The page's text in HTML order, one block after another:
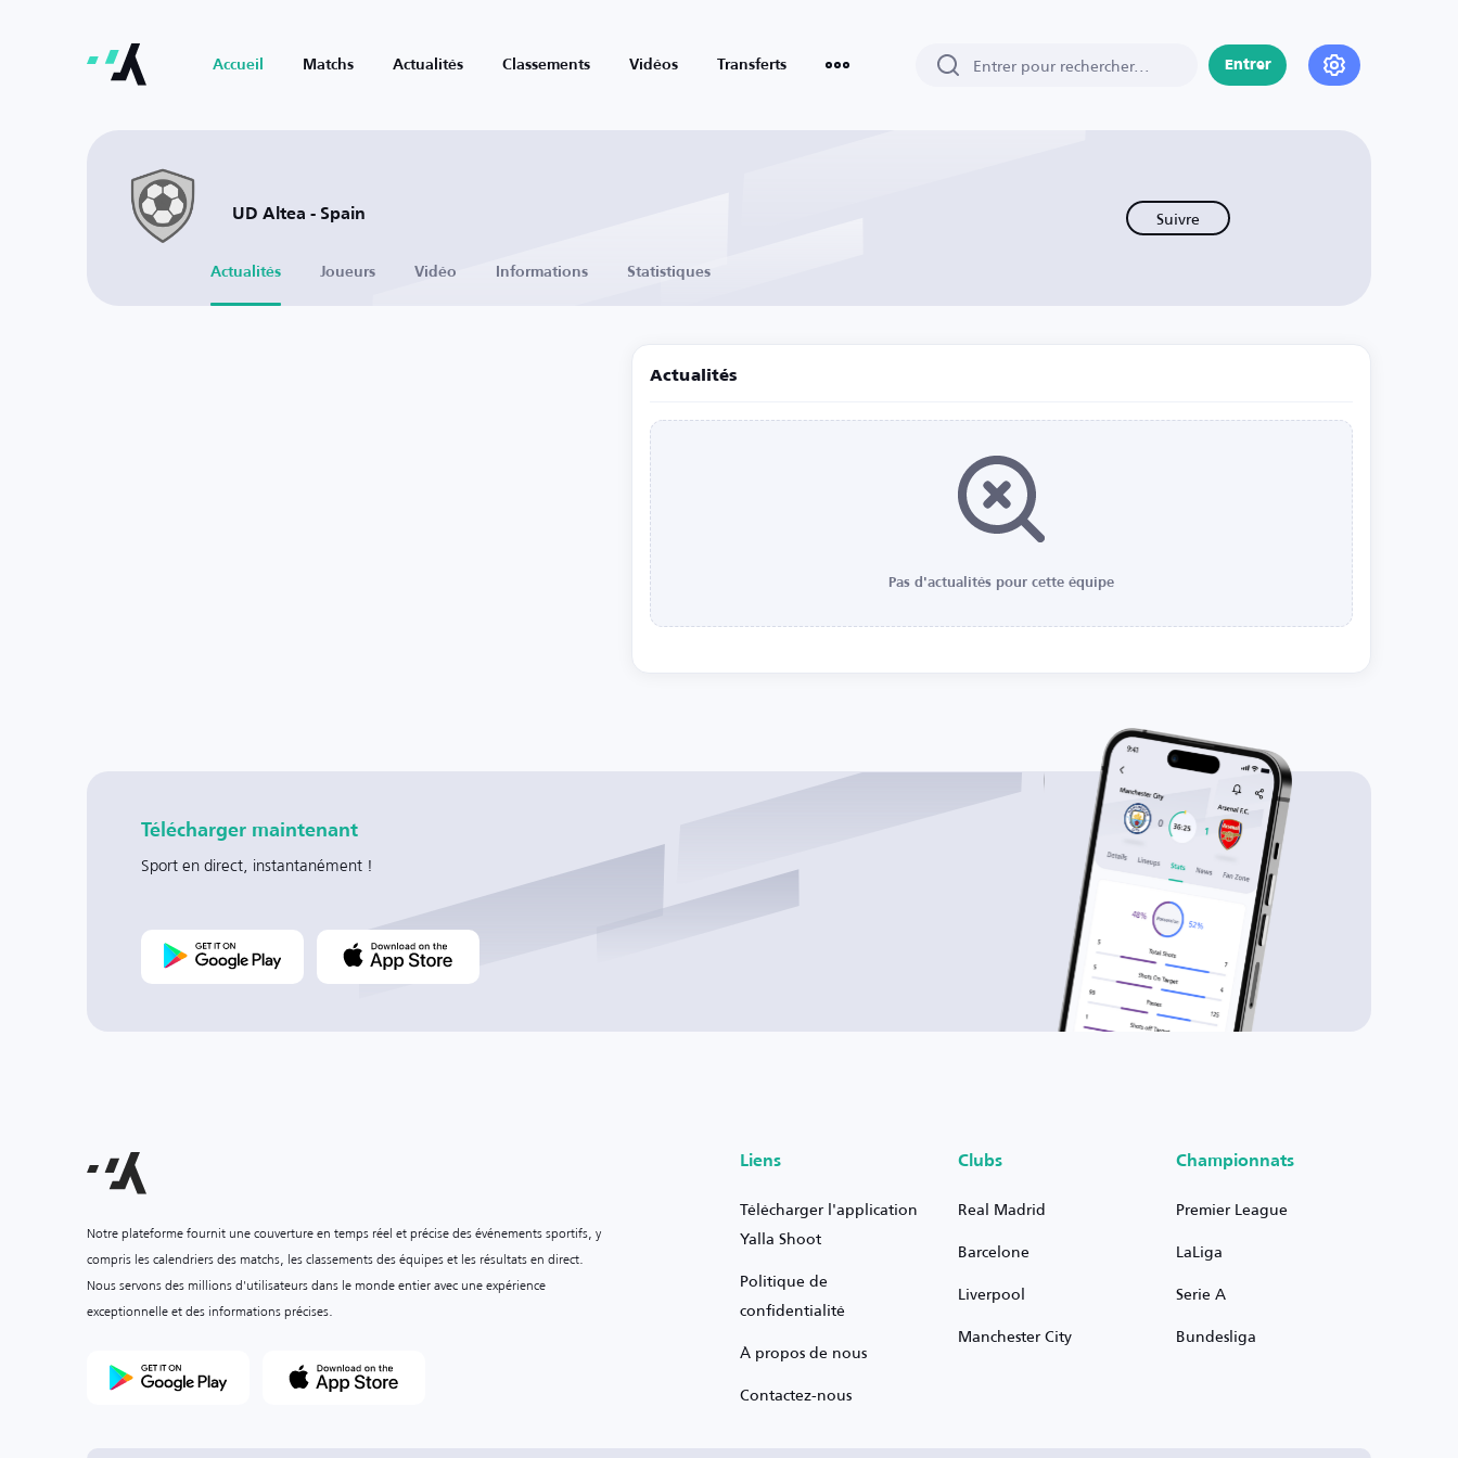
Accueil Matchs Actualités Classements Vidéos Transferts Entrer
UD Altea - Spain Suivre
Actualités Joueurs Vidéo Informations Statistiques
Actualités
Pas d'actualités pour cette équipe
Télécharger maintenant
Sport en direct, instantanément !
Notre plateforme fournit une couverture en temps réel et précise des événements sportifs, y
compris les calendriers des matchs, les classements des équipes et les résultats en direct.
Nous servons des millions d'utilisateurs dans le monde entier avec une expérience
exceptionnelle et des informations précises.
Liens
Télécharger l'application
Yalla Shoot
Politique de
confidentialité
À propos de nous
Contactez-nous
Clubs
Real Madrid
Barcelone
Liverpool
Manchester City
Championnats
Premier League
LaLiga
Serie A
Bundesliga